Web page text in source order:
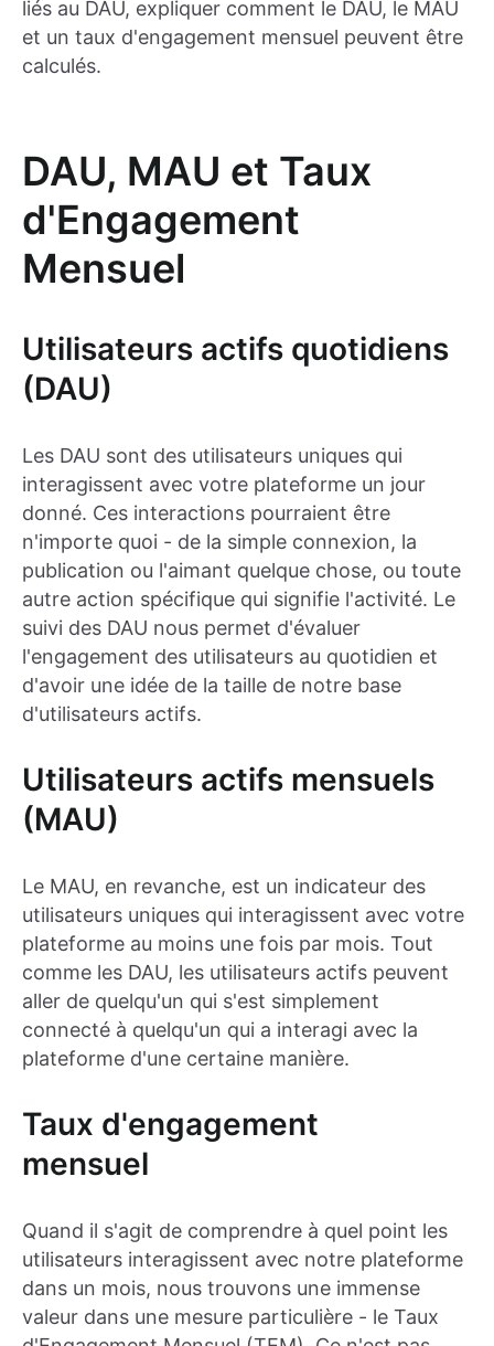
liés au DAU, expliquer comment le DAU, le MAU
et un taux d'engagement mensuel peuvent être
calculés.
DAU, MAU et Taux
d'Engagement
Mensuel
Utilisateurs actifs quotidiens
(DAU)
Les DAU sont des utilisateurs uniques qui
interagissent avec votre plateforme un jour
donné. Ces interactions pourraient être
n'importe quoi - de la simple connexion, la
publication ou l'aimant quelque chose, ou toute
autre action spécifique qui signifie l'activité. Le
suivi des DAU nous permet d'évaluer
l'engagement des utilisateurs au quotidien et
d'avoir une idée de la taille de notre base
d'utilisateurs actifs.
Utilisateurs actifs mensuels
(MAU)
Le MAU, en revanche, est un indicateur des
utilisateurs uniques qui interagissent avec votre
plateforme au moins une fois par mois. Tout
comme les DAU, les utilisateurs actifs peuvent
aller de quelqu'un qui s'est simplement
connecté à quelqu'un qui a interagi avec la
plateforme d'une certaine manière.
Taux d'engagement
mensuel
Quand il s'agit de comprendre à quel point les
utilisateurs interagissent avec notre plateforme
dans un mois, nous trouvons une immense
valeur dans une mesure particulière - le Taux